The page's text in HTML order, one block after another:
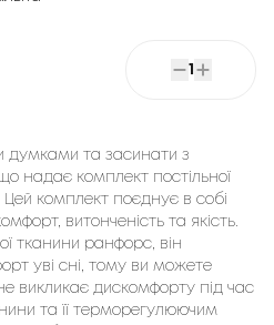
1
думками та засинати з
надає комплект постільної
. Цей комплект поєднує в собі
витонченість та якість.
тканини ранфорс, він
уві сні, тому ви можете
викликає дискомфорту під час
та її терморегулюючим